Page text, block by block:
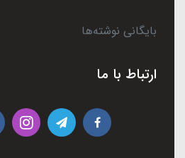
بایگانی نوشته‌ها
ارتباط با ما